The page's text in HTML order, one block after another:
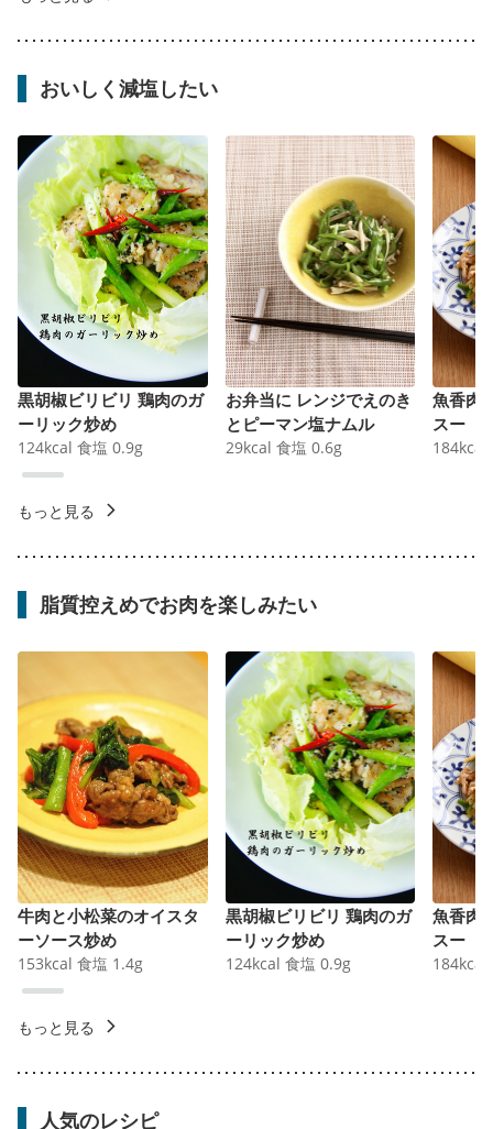
おいしく減塩したい
黒胡椒ビリビリ 鶏肉のガ
ーリック炒め
124kcal 食塩 0.9g
お弁当に レンジでえのき
とピーマン塩ナムル
29kcal 食塩 0.6g
魚香肉
スー
184kcal
もっと見る
脂質控えめでお肉を楽しみたい
牛肉と小松菜のオイスタ
ーソース炒め
153kcal 食塩 1.4g
黒胡椒ビリビリ 鶏肉のガ
ーリック炒め
124kcal 食塩 0.9g
魚香肉
スー
184kcal
もっと見る
人気のレシピ